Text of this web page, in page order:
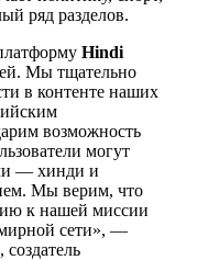
ряд разделов.
Hindi
Мы тщательно
в контенте наших
возможность
могут
— хинди и
Мы верим, что
к нашей миссии
сети», —
, создатель